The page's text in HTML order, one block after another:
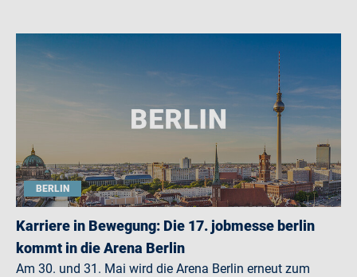
BERLIN
Karriere in Bewegung: Die 17. jobmesse berlin
kommt in die Arena Berlin
Am 30. und 31. Mai wird die Arena Berlin erneut zum